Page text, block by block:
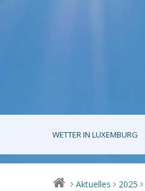
WETTER IN LUXEMBURG
> Aktuelles > 2025 >